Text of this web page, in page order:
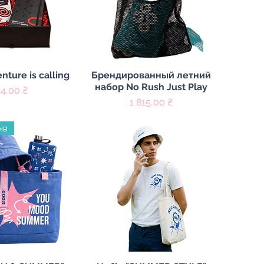
просмотрis calling
₴
Быстрый просмотр
Брендированный летний
набор No Rush Just Play
Цена
1 815,00 ₴